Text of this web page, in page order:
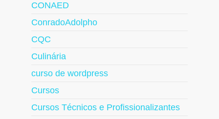
CONAED
ConradoAdolpho
CQC
Culinária
curso de wordpress
Cursos
Cursos Técnicos e Profissionalizantes